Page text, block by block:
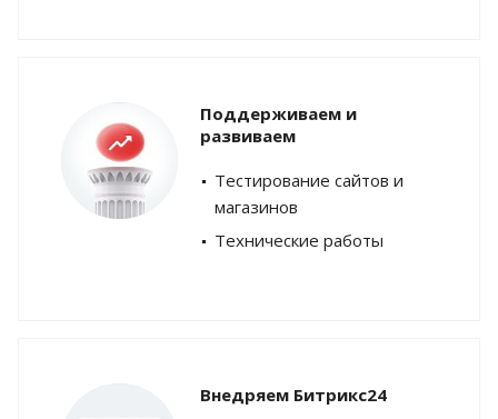
Поддерживаем и
развиваем
Тестирование сайтов и
магазинов
Технические работы
Внедряем Битрикс24